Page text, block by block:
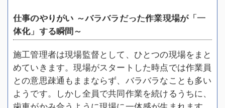
仕事のやりがい ～バラバラだった作業現場が「一
体化」する瞬間～
施工管理者は現場監督として、ひとつの現場をまと
めていきます。現場がスタートした時点では作業員
との意思疎通もままならず、バラバラなことも多い
ようです。しかし全員で共同作業を続けるうちに、